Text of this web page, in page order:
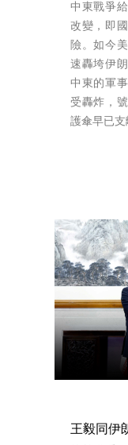
中東戰爭
改變，即
險。如今
速轟垮伊
中東的軍
受轟炸，
護傘早已支
王毅同伊